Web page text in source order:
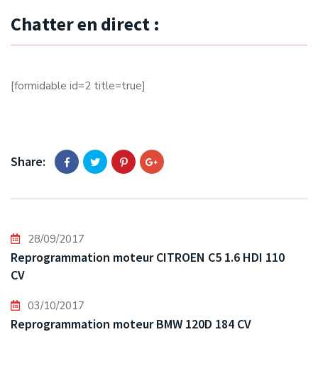
Chatter en direct :
[formidable id=2 title=true]
Share:
28/09/2017
Reprogrammation moteur CITROEN C5 1.6 HDI 110
CV
03/10/2017
Reprogrammation moteur BMW 120D 184 CV